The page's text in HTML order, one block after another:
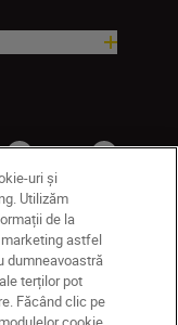
uri și
Utilizăm
de la
astfel
dumneavoastră
terților pot
Făcând clic pe